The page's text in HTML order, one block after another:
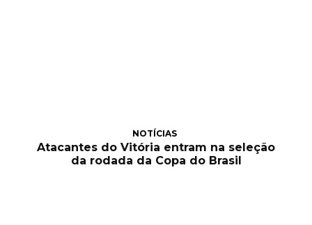
NOTÍCIAS
Atacantes do Vitória entram na seleção
da rodada da Copa do Brasil